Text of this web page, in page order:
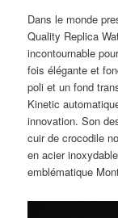
Dans le monde
Quality Replica
incontournable
fois élégante et
poli et un fond
Kinetic
innovation. Son
cuir de crocodile
en acier
emblématique